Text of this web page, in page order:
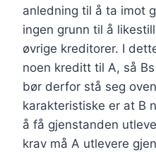
anledning til å ta imot
ingen grunn til å
øvrige kreditorer. I
noen kreditt til A, så
bør derfor stå seg
karakteristiske er at B
å få gjenstanden
krav må A utlevere